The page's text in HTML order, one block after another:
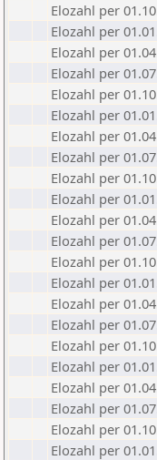
Elozahl per
Elozahl per
Elozahl per
Elozahl per
Elozahl per
Elozahl per
Elozahl per
Elozahl per
Elozahl per
Elozahl per
Elozahl per
Elozahl per
Elozahl per
Elozahl per
Elozahl per
Elozahl per
Elozahl per
Elozahl per
Elozahl per
Elozahl per
Elozahl per
Elozahl per